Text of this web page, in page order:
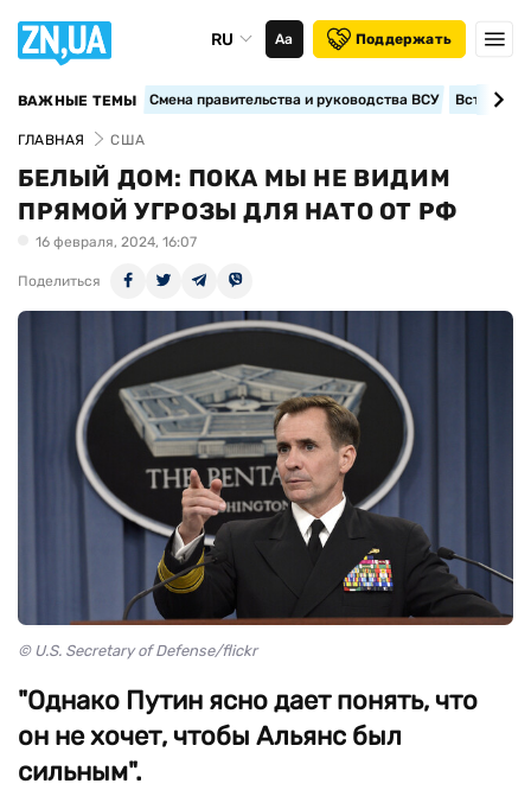
RU Аа Поддержать
ВАЖНЫЕ ТЕМЫ Смена правительства и руководства ВСУ
ГЛАВНАЯ США
БЕЛЫЙ ДОМ: ПОКА МЫ НЕ ВИДИМ
ПРЯМОЙ УГРОЗЫ ДЛЯ НАТО ОТ РФ
16 февраля, 2024, 16:07
Поделиться
© U.S. Secretary of Defense/flickr
"Однако Путин ясно дает понять, что
он не хочет, чтобы Альянс был
сильным".